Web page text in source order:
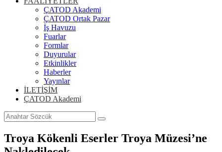
ÇATOD Akademi
ÇATOD Ortak Pazar
İş Havuzu
Fuarlar
Formlar
Duyurular
Etkinlikler
Haberler
Yayınlar
İLETİŞİM
ÇATOD Akademi
Troya Kökenli Eserler Troya Müzesi’ne